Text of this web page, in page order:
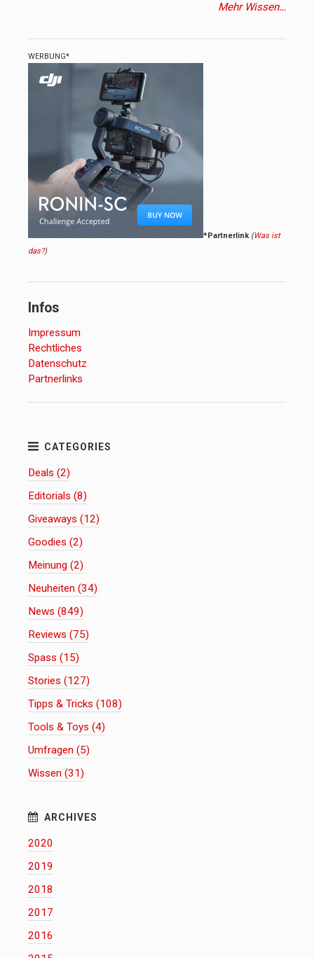
Mehr Wissen…
WERBUNG*
*Partnerlink (Was ist
das?)
Infos
Impressum
Rechtliches
Datenschutz
Partnerlinks
Deals (2)
Editorials (8)
Giveaways (12)
Goodies (2)
Meinung (2)
Neuheiten (34)
News (849)
Reviews (75)
Spass (15)
Stories (127)
Tipps & Tricks (108)
Tools & Toys (4)
Umfragen (5)
Wissen (31)
2020
2019
2018
2017
2016